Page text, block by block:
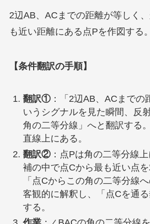
2辺AB、ACまでの距離が等しく
も近い距離にある点Pを作図する。
【条件翻訳の手順】
翻訳①：「2辺AB、ACまでの
いうシグナルを見た瞬間、反
角の二等分線」へと翻訳する
直線上にある。
翻訳②：点Pは角の二等分線
補の中で点Cから最も近い点を
「点Cからこの角の二等分線
客観的に解釈し、「点Cを通
する。